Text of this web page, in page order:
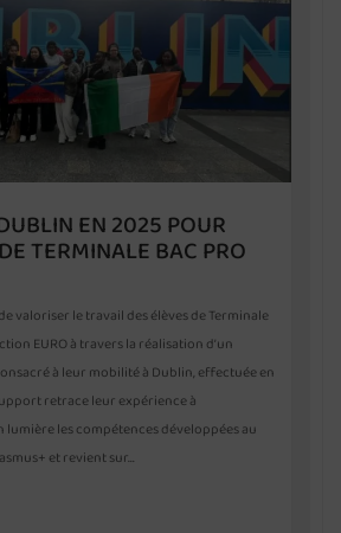
EN 2025 POUR
TERMINALE BAC PRO
valoriser le travail des élèves de Terminale
EURO à travers la réalisation d’un
à leur mobilité à Dublin, effectuée en
retrace leur expérience à
lumière les compétences développées au
et revient sur…